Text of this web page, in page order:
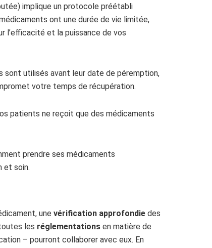
implique un protocole préétabli
ont une durée de vie limitée,
l’efficacité et la puissance de vos
sont utilisés avant leur date de péremption,
votre temps de récupération.
patients ne reçoit que des médicaments
prendre ses médicaments
et soin.
une vérification approfondie des
les réglementations en matière de
– pourront collaborer avec eux. En